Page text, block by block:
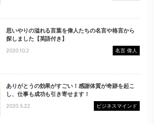
思いやりの溢れる言葉を偉人たちの名言や格言から
探しました【英語付き】
2020.10.2 名言 偉人
ありがとうの効果がすごい！感謝体質が奇跡を起こ
し、仕事も成功も引き寄せます！
2020.5.22 ビジネスマインド